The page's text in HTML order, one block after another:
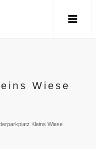
Wiese
Kleins Wiese